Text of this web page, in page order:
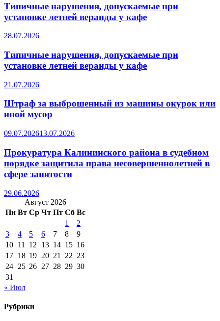
Типичные нарушения, допускаемые при
установке летней веранды у кафе
28.07.2026
Типичные нарушения, допускаемые при
установке летней веранды у кафе
21.07.2026
Штраф за выброшенный из машины окурок или
иной мусор
09.07.202613.07.2026
Прокуратура Калининского района в судебном
порядке защитила права несовершеннолетней в
сфере занятости
29.06.2026
Август 2026
Пн Вт Ср Чт Пт Сб Вс
1
2
3
4 5 6 7 8
9
10 11 12 13 14 15 16
17 18 19 20 21 22 23
24 25 26 27 28 29 30
31
« Июл
Рубрики